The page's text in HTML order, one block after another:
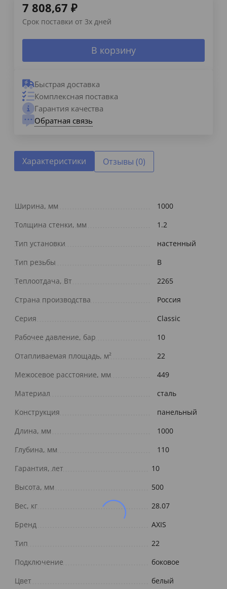
7 808,67 ₽
Срок поставки от 3х дней
В корзину
Быстрая доставка
Комплексная поставка
Гарантия качества
Обратная связь
Характеристики Отзывы (0)
Ширина, мм
1000
Толщина стенки, мм
1.2
Тип установки
настенный
Тип резьбы
В
Теплоотдача, Вт
2265
Страна производства
Россия
Серия
Classic
Рабочее давление, бар
10
Отапливаемая площадь, м²
22
Межосевое расстояние, мм
449
Материал
сталь
Конструкция
панельный
Длина, мм
1000
Глубина, мм
110
Гарантия, лет
10
Высота, мм
500
Вес, кг
28.07
Бренд
AXIS
Тип
22
Подключение
боковое
Цвет
белый